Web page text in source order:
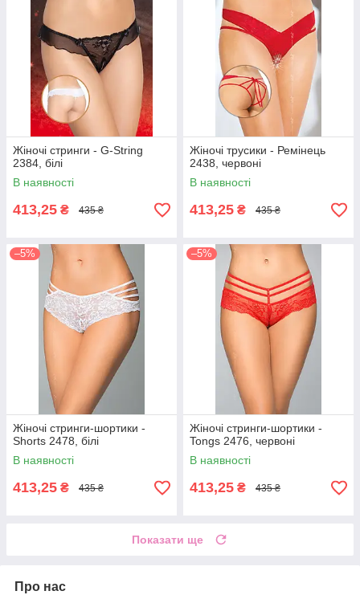
Жіночі стринги - G-String
2384, білі
В наявності
413,25 ₴ 435 ₴
Жіночі трусики - Ремінець
2438, червоні
В наявності
413,25 ₴ 435 ₴
–5%
Жіночі стринги-шортики -
Shorts 2478, білі
В наявності
413,25 ₴ 435 ₴
–5%
Жіночі стринги-шортики -
Tongs 2476, червоні
В наявності
413,25 ₴ 435 ₴
Показати ще
Про нас